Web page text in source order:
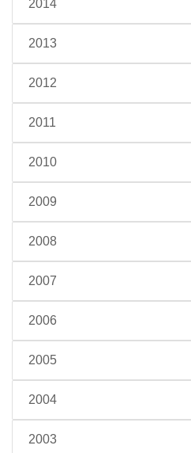
2014
2013
2012
2011
2010
2009
2008
2007
2006
2005
2004
2003